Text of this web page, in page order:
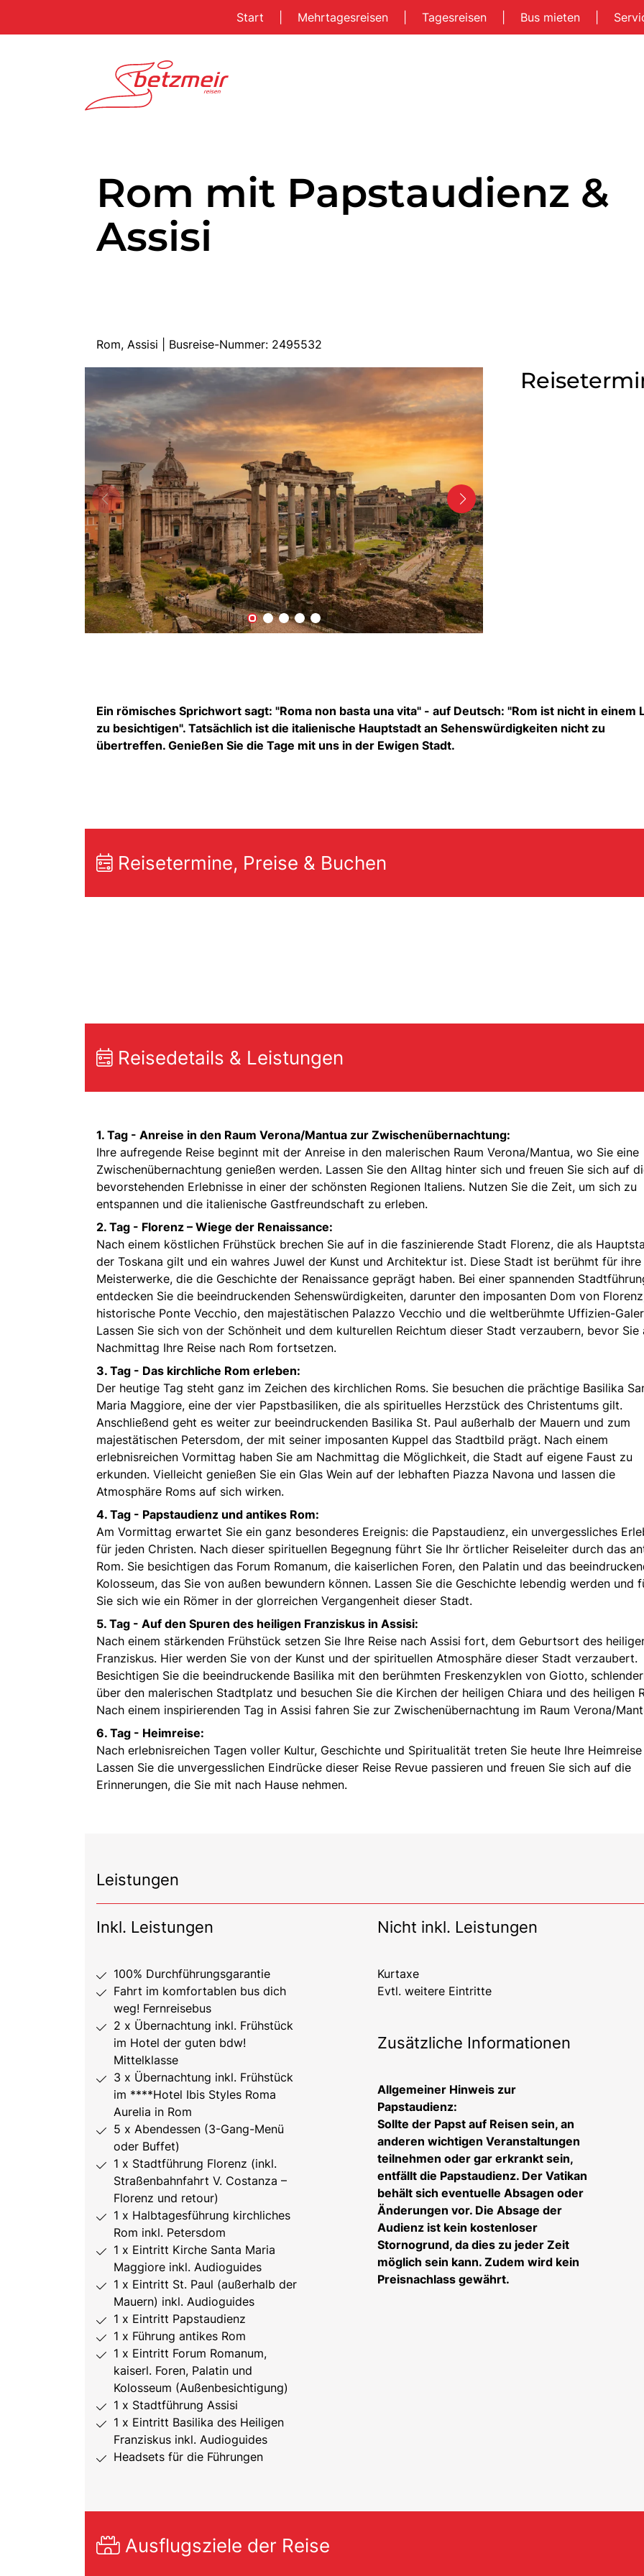
Start Mehrtagesreisen Tagesreisen Bus mieten
Rom mit Papstaudienz &
Assisi
Rom, Assisi | Busreise-Nummer: 2495532
Ein römisches Sprichwort sagt: "Roma non basta una vita" - auf Deutsch: "Rom ist nicht in einem
zu besichtigen". Tatsächlich ist die italienische Hauptstadt an Sehenswürdigkeiten nicht zu
übertreffen. Genießen Sie die Tage mit uns in der Ewigen Stadt.
Reisetermine, Preise & Buchen
Reisedetails & Leistungen
1. Tag - Anreise in den Raum Verona/Mantua zur Zwischenübernachtung:
Ihre aufregende Reise beginnt mit der Anreise in den malerischen Raum Verona/Mantua, wo Sie eine
Zwischenübernachtung genießen werden. Lassen Sie den Alltag hinter sich und freuen Sie sich auf
bevorstehenden Erlebnisse in einer der schönsten Regionen Italiens. Nutzen Sie die Zeit, um sich zu
entspannen und die italienische Gastfreundschaft zu erleben.
2. Tag - Florenz – Wiege der Renaissance:
Nach einem köstlichen Frühstück brechen Sie auf in die faszinierende Stadt Florenz, die als
der Toskana gilt und ein wahres Juwel der Kunst und Architektur ist. Diese Stadt ist berühmt für ihre
Meisterwerke, die die Geschichte der Renaissance geprägt haben. Bei einer spannenden
entdecken Sie die beeindruckenden Sehenswürdigkeiten, darunter den imposanten Dom von
historische Ponte Vecchio, den majestätischen Palazzo Vecchio und die weltberühmte Uffizien-
Lassen Sie sich von der Schönheit und dem kulturellen Reichtum dieser Stadt verzaubern, bevor Sie
Nachmittag Ihre Reise nach Rom fortsetzen.
3. Tag - Das kirchliche Rom erleben:
Der heutige Tag steht ganz im Zeichen des kirchlichen Roms. Sie besuchen die prächtige Basilika
Maria Maggiore, eine der vier Papstbasiliken, die als spirituelles Herzstück des Christentums gilt.
Anschließend geht es weiter zur beeindruckenden Basilika St. Paul außerhalb der Mauern und zum
majestätischen Petersdom, der mit seiner imposanten Kuppel das Stadtbild prägt. Nach einem
erlebnisreichen Vormittag haben Sie am Nachmittag die Möglichkeit, die Stadt auf eigene Faust zu
erkunden. Vielleicht genießen Sie ein Glas Wein auf der lebhaften Piazza Navona und lassen die
Atmosphäre Roms auf sich wirken.
4. Tag - Papstaudienz und antikes Rom:
Am Vormittag erwartet Sie ein ganz besonderes Ereignis: die Papstaudienz, ein unvergessliches
für jeden Christen. Nach dieser spirituellen Begegnung führt Sie Ihr örtlicher Reiseleiter durch das
Rom. Sie besichtigen das Forum Romanum, die kaiserlichen Foren, den Palatin und das
Kolosseum, das Sie von außen bewundern können. Lassen Sie die Geschichte lebendig werden und
Sie sich wie ein Römer in der glorreichen Vergangenheit dieser Stadt.
5. Tag - Auf den Spuren des heiligen Franziskus in Assisi:
Nach einem stärkenden Frühstück setzen Sie Ihre Reise nach Assisi fort, dem Geburtsort des
Franziskus. Hier werden Sie von der Kunst und der spirituellen Atmosphäre dieser Stadt verzaubert.
Besichtigen Sie die beeindruckende Basilika mit den berühmten Freskenzyklen von Giotto,
über den malerischen Stadtplatz und besuchen Sie die Kirchen der heiligen Chiara und des heiligen
Nach einem inspirierenden Tag in Assisi fahren Sie zur Zwischenübernachtung im Raum Verona/
6. Tag - Heimreise:
Nach erlebnisreichen Tagen voller Kultur, Geschichte und Spiritualität treten Sie heute Ihre Heimreise
Lassen Sie die unvergesslichen Eindrücke dieser Reise Revue passieren und freuen Sie sich auf die
Erinnerungen, die Sie mit nach Hause nehmen.
Leistungen
Inkl. Leistungen
100% Durchführungsgarantie
Fahrt im komfortablen bus dich
weg! Fernreisebus
2 x Übernachtung inkl. Frühstück
im Hotel der guten bdw!
Mittelklasse
3 x Übernachtung inkl. Frühstück
im ****Hotel Ibis Styles Roma
Aurelia in Rom
5 x Abendessen (3-Gang-Menü
oder Buffet)
1 x Stadtführung Florenz (inkl.
Straßenbahnfahrt V. Costanza –
Florenz und retour)
1 x Halbtagesführung kirchliches
Rom inkl. Petersdom
1 x Eintritt Kirche Santa Maria
Maggiore inkl. Audioguides
1 x Eintritt St. Paul (außerhalb der
Mauern) inkl. Audioguides
1 x Eintritt Papstaudienz
1 x Führung antikes Rom
1 x Eintritt Forum Romanum,
kaiserl. Foren, Palatin und
Kolosseum (Außenbesichtigung)
1 x Stadtführung Assisi
1 x Eintritt Basilika des Heiligen
Franziskus inkl. Audioguides
Headsets für die Führungen
Nicht inkl. Leistungen
Kurtaxe
Evtl. weitere Eintritte
Zusätzliche Informationen
Allgemeiner Hinweis zur
Papstaudienz:
Sollte der Papst auf Reisen sein, an
anderen wichtigen Veranstaltungen
teilnehmen oder gar erkrankt sein,
entfällt die Papstaudienz. Der Vatikan
behält sich eventuelle Absagen oder
Änderungen vor. Die Absage der
Audienz ist kein kostenloser
Stornogrund, da dies zu jeder Zeit
möglich sein kann. Zudem wird kein
Preisnachlass gewährt.
Ausflugsziele der Reise